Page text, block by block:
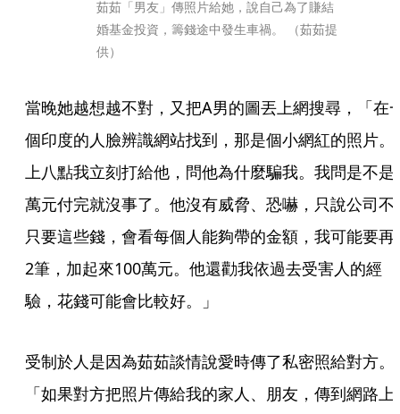
茹茹「男友」傳照片給她，說自己為了賺結
婚基金投資，籌錢途中發生車禍。 （茹茹提
供）
當晚她越想越不對，又把A男的圖丟上網搜尋，「在
個印度的人臉辨識網站找到，那是個小網紅的照片。
上八點我立刻打給他，問他為什麼騙我。我問是不是
萬元付完就沒事了。他沒有威脅、恐嚇，只說公司不
只要這些錢，會看每個人能夠帶的金額，我可能要再
2筆，加起來100萬元。他還勸我依過去受害人的經
驗，花錢可能會比較好。」
受制於人是因為茹茹談情說愛時傳了私密照給對方。
「如果對方把照片傳給我的家人、朋友，傳到網路上